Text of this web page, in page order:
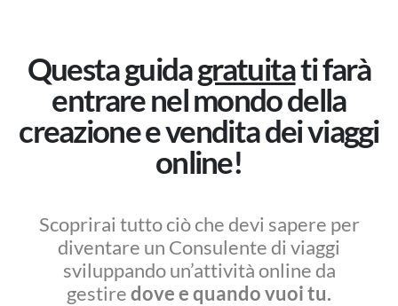
Questa guidagratuitati farà
entrare nel mondo della
creazione e vendita dei viaggi
online!
Scoprirai tutto ciò che devi sapere per
diventare un Consulente di viaggi
sviluppando un’attività online da
gestiredove e quando vuoi tu.